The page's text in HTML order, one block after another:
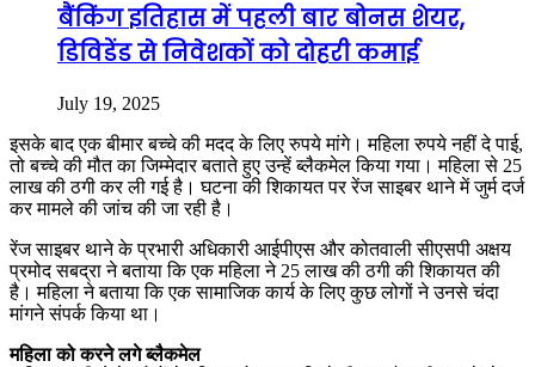
बैंकिंग इतिहास में पहली बार बोनस शेयर,
डिविडेंड से निवेशकों को दोहरी कमाई
July 19, 2025
इसके बाद एक बीमार बच्चे की मदद के लिए रुपये मांगे। महिला रुपये नहीं दे पाई,
तो बच्चे की मौत का जिम्मेदार बताते हुए उन्हें ब्लैकमेल किया गया। महिला से 25
लाख की ठगी कर ली गई है। घटना की शिकायत पर रेंज साइबर थाने में जुर्म दर्ज
कर मामले की जांच की जा रही है।
रेंज साइबर थाने के प्रभारी अधिकारी आईपीएस और कोतवाली सीएसपी अक्षय
प्रमोद सबद्रा ने बताया कि एक महिला ने 25 लाख की ठगी की शिकायत की
है। महिला ने बताया कि एक सामाजिक कार्य के लिए कुछ लोगों ने उनसे चंदा
मांगने संपर्क किया था।
महिला को करने लगे ब्लैकमेल